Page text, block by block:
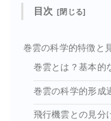
目次
巻雲の科学的特徴と
巻雲とは？基本的
巻雲の科学的形成
飛行機雲との見分